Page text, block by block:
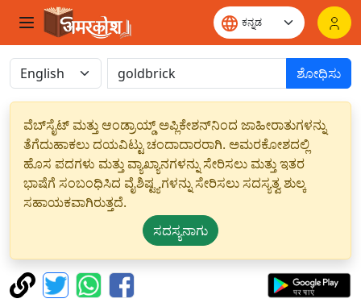
ಶೋಧಿಸು
ವೆಬ್‌ಸೈಟ್ ಮತ್ತು ಆಂಡ್ರಾಯ್ಡ್ ಅಪ್ಲಿಕೇಶನ್‌ನಿಂದ ಜಾಹೀರಾತುಗಳನ್ನು
ತೆಗೆದುಹಾಕಲು ದಯವಿಟ್ಟು ಚಂದಾದಾರರಾಗಿ. ಅಮರಕೋಶದಲ್ಲಿ
ಹೊಸ ಪದಗಳು ಮತ್ತು ವ್ಯಾಖ್ಯಾನಗಳನ್ನು ಸೇರಿಸಲು ಮತ್ತು ಇತರ
ಭಾಷೆಗೆ ಸಂಬಂಧಿಸಿದ ವೈಶಿಷ್ಟ್ಯಗಳನ್ನು ಸೇರಿಸಲು ಸದಸ್ಯತ್ವ ಶುಲ್ಕ
ಸಹಾಯಕವಾಗಿರುತ್ತದೆ.
ಸದಸ್ಯನಾಗು